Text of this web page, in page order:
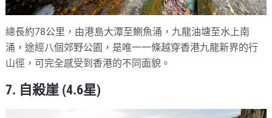
總長約78公里，由港島大潭至鰂魚涌，九龍油塘至水上南
涌，途經八個郊野公園，是唯一一條越穿香港九龍新界的行
山徑，可完全感受到香港的不同面貌。
7. 自殺崖 (4.6星)